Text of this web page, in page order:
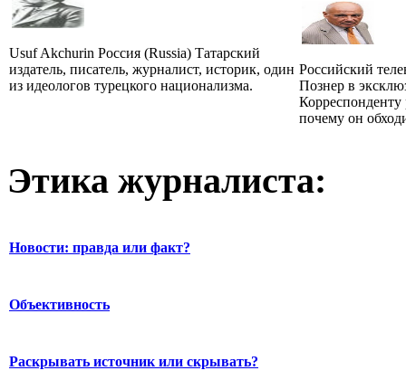
Usuf Akchurin Россия (Russia) Татарский
издатель, писатель, журналист, историк, один
из идеологов турецкого национализма.
Российский
Познер в
Корреспонденту
почему он
Этика журналиста:
Новости: правда или факт?
Объективность
Раскрывать источник или скрывать?